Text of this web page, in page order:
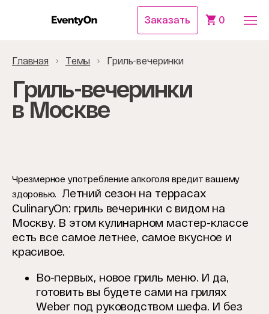
Заказать 0
Главная Темы Гриль-вечеринки
Гриль-вечеринки
в Москве
Чрезмерное употребление алкоголя вредит вашему
здоровью. Летний сезон на террасах
CulinaryOn: гриль вечеринки с видом на
Москву. В этом кулинарном мастер-классе
есть все самое летнее, самое вкусное и
красивое.
Во-первых, новое гриль меню. И да,
готовить вы будете сами на грилях
Weber под руководством шефа. И без